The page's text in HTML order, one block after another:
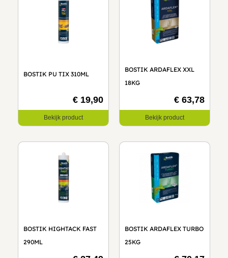
BOSTIK PU TIX 310ML
€ 19,90
Bekijk product
BOSTIK ARDAFLEX XXL
18KG
€ 63,78
Bekijk product
BOSTIK HIGHTACK FAST
290ML
BOSTIK ARDAFLEX TURBO
25KG